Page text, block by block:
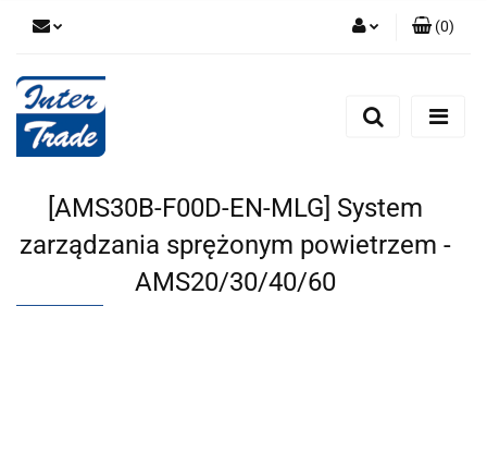
Zarejestruj się
(0)
[AMS30B-F00D-EN-MLG] System
zarządzania sprężonym powietrzem -
AMS20/30/40/60